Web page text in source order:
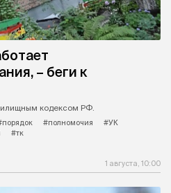
– беги к
кодексом РФ.
#полномочия
#УК
#тк
1 августа, 10:00